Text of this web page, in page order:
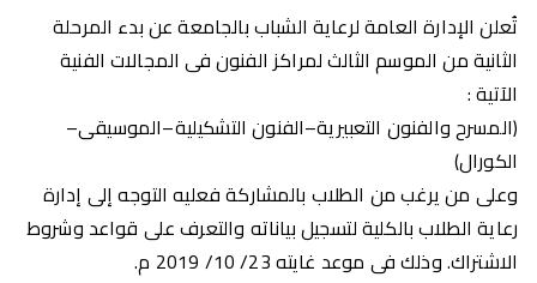
تُعلن الإدارة العامة لرعاية الشباب بالجامعة عن بدء المرحلة
الثانية من الموسم الثالث لمراكز الفنون فى المجالات الفنية
الآتية :
(المسرح والفنون التعبيرية–الفنون التشكيلية–الموسيقى–
الكورال)
وعلى من يرغب من الطلاب بالمشاركة فعليه التوجه إلى إدارة
رعاية الطلاب بالكلية لتسجيل بياناته والتعرف على قواعد وشروط
الاشتراك. وذلك فى موعد غايته 23/ 10/ 2019 م.